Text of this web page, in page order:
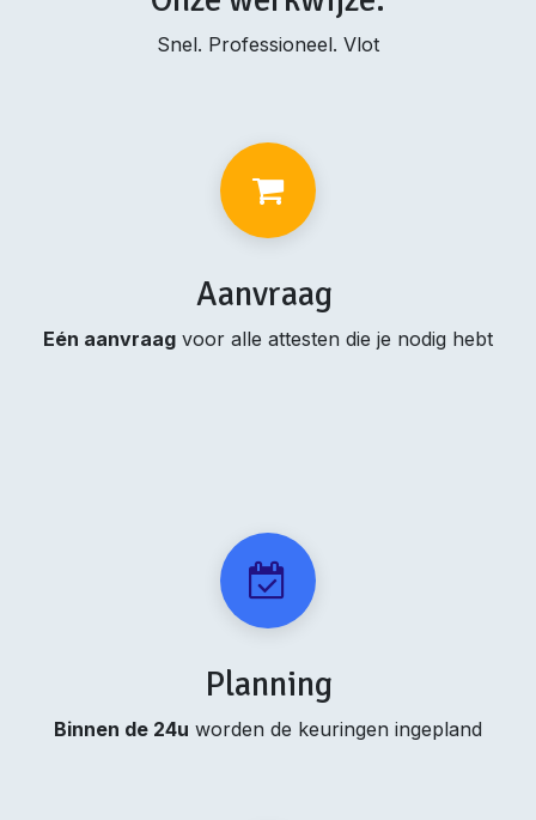
Snel. Professioneel. Vlot
Aanvraag
Eén aanvraag voor alle attesten die je nodig hebt
Planning
Binnen de 24u worden de keuringen ingepland